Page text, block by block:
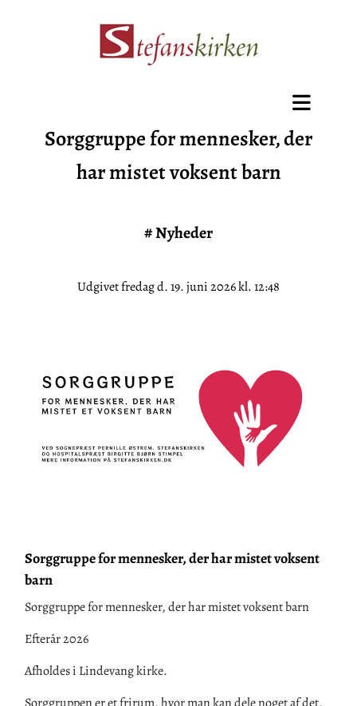
Sorggruppe for mennesker, der
har mistet voksent barn
#Nyheder
Udgivet fredag d. 19. juni 2026 kl. 12:48
Sorggruppe for mennesker, der har mistet voksent
barn
Sorggruppe for mennesker, der har mistet voksent barn
Efterår 2026
Afholdes i Lindevang kirke.